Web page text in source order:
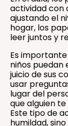
actividad con
ajustando el
hogar, los
leer juntos y
Es
niños puedan
juicio de sus
usar
lugar del
que alguien
Este tipo de
humildad,